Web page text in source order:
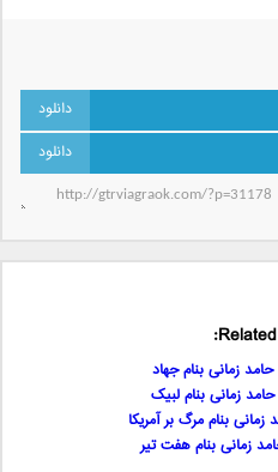
زمانی بنام جهاد
زمانی بنام لبیک
بنام مرگ بر آمریکا
زمانی بنام هفت تیر